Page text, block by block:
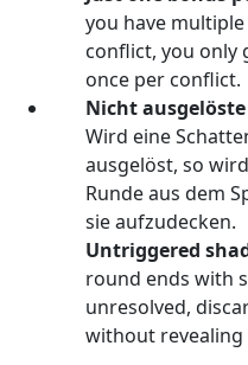
you have
conflict, you only
once per conflict.
Nicht
Wird eine
ausgelöst, so
Runde aus dem
sie aufzudecken.
Untriggered
round ends with
unresolved,
without revealing